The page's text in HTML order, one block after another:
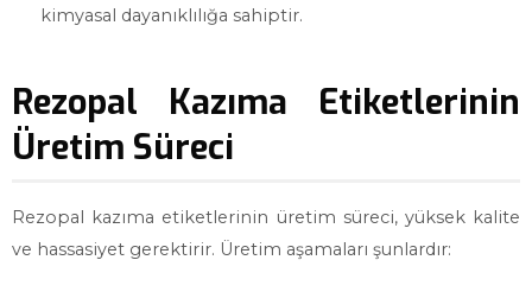
kimyasal dayanıklılığa sahiptir.
Rezopal Kazıma Etiketlerinin
Üretim Süreci
Rezopal kazıma etiketlerinin üretim süreci, yüksek kalite
ve hassasiyet gerektirir. Üretim aşamaları şunlardır: